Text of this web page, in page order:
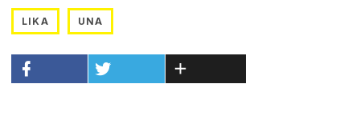
LIKA UNA